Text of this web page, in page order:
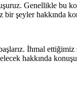
Genellikle bu
bir şeyler hakkında
İhmal
hakkında